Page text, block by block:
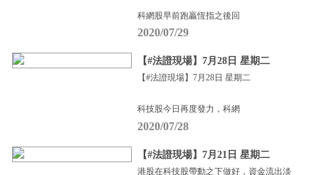
科網股早前跑贏恆指之後回
2020/07/29
【#法證現場】7月28日 星期二
【#法證現場】7月28日 星期二
科技股今日再度發力，科網
2020/07/28
【#法證現場】7月21日 星期二
港股在科技股帶動之下做好，資金流出淡